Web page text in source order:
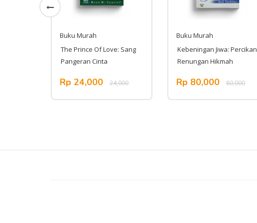
Buku Murah
The Prince Of Love: Sang
Pangeran Cinta
Rp 24,000 24,000
Buku Murah
Kebeningan Jiwa: Percikan
Renungan Hikmah
Rp 80,000 80,000